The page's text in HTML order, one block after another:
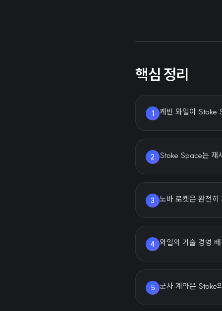
핵심 정리
1 케빈 와일이 Stoke
2 Stoke Space는 재
3 노바 로켓은 완전
4 와일의 기술 경영
5 군사 계약은 Stoke